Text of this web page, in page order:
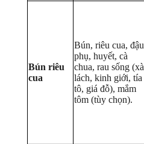
Bún riêu
cua
Bún, riêu cua, đậu
phụ, huyết, cà
chua, rau sống (xà
lách, kinh giới, tía
tô, giá đỗ), mắm
tôm (tùy chọn).